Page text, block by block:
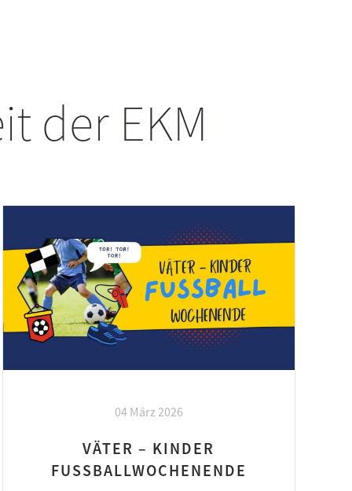
der EKM
04 März 2026
VÄTER – KINDER
FUSSBALLWOCHENENDE